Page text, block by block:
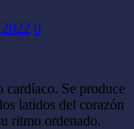
0
cardíaco. Se produce
latidos del corazón
ritmo ordenado.